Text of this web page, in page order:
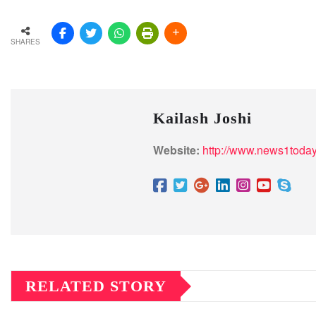
SHARES
Kailash Joshi
Website: http://
RELATED STORY